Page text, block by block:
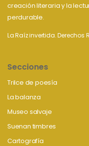
creación literaria y la
perdurable.
La Raíz invertida. Derechos
Secciones
Trilce de poesía
La balanza
Museo salvaje
Suenan timbres
Cartografía